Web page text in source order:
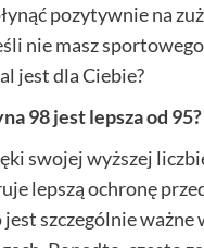
pozytywnie na
nie masz
jest dla Ciebie?
98 jest lepsza od 95?
swojej wyższej
lepszą ochronę
szczególnie ważne